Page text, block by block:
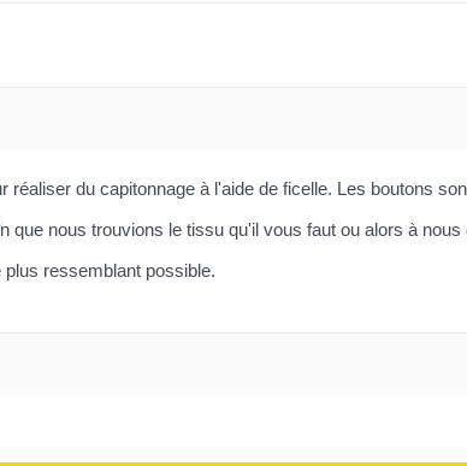
du capitonnage à l'aide de ficelle. Les boutons
nous trouvions le tissu qu'il vous faut ou alors à
ressemblant possible.